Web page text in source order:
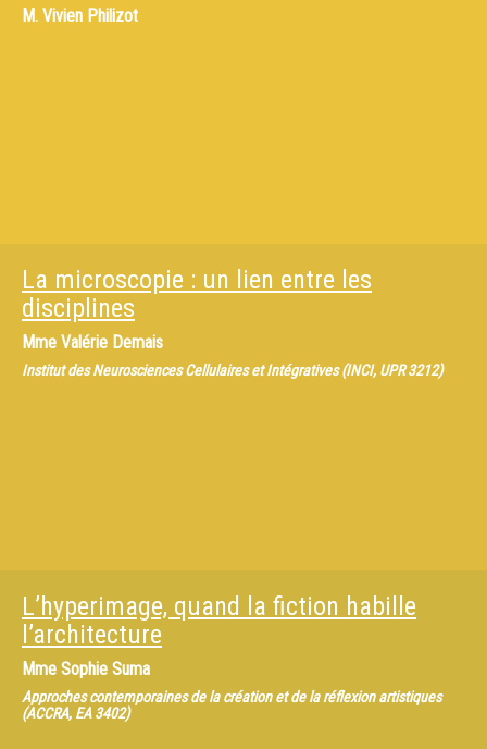
M. Vivien Philizot
La microscopie : un lien entre les
disciplines
Mme Valérie Demais
Institut des Neurosciences Cellulaires et Intégratives (INCI, UPR 3212)
L’hyperimage, quand la fiction habille
l’architecture
Mme Sophie Suma
Approches contemporaines de la création et de la réflexion artistiques
(ACCRA, EA 3402)